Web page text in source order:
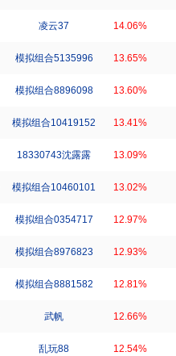
凌云37 14.06%
模拟组合5135996 13.65%
模拟组合8896098 13.60%
模拟组合10419152 13.41%
18330743沈露露 13.09%
模拟组合10460101 13.02%
模拟组合0354717 12.97%
模拟组合8976823 12.93%
模拟组合8881582 12.81%
武帆 12.66%
乱玩88 12.54%